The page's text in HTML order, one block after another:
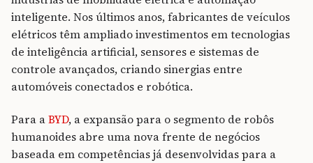
inteligente. Nos últimos anos, fabricantes de veículos
elétricos têm ampliado investimentos em tecnologias
de inteligência artificial, sensores e sistemas de
controle avançados, criando sinergias entre
automóveis conectados e robótica.
Para aBYD, a expansão para o segmento de robôs
humanoides abre uma nova frente de negócios
baseada em competências já desenvolvidas para a